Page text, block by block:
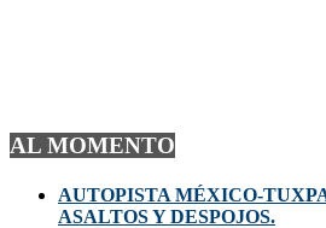
AL MOMENTO
AUTOPISTA MÉXICO-
ASALTOS Y DESPOJOS.